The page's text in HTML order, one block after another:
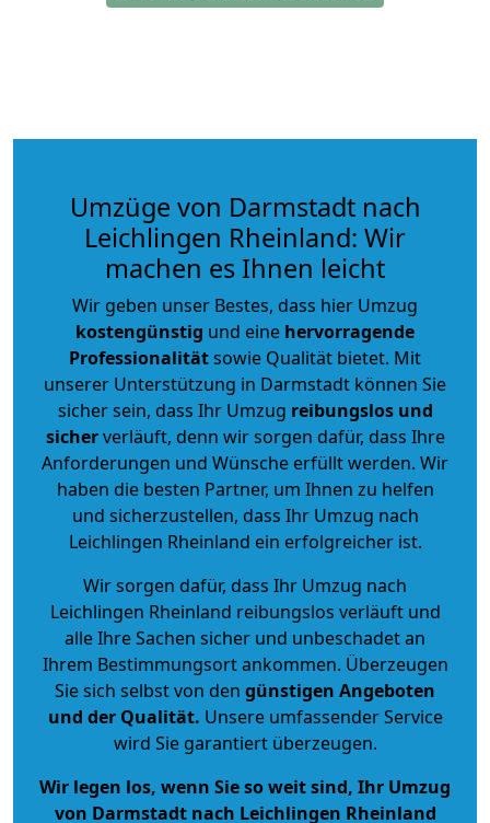
Umzüge von Darmstadt nach
Leichlingen Rheinland: Wir
machen es Ihnen leicht
Wir geben unser Bestes, dass hier Umzug
kostengünstig und eine hervorragende
Professionalitätsowie Qualität bietet. Mit
unserer Unterstützung in Darmstadt können Sie
sicher sein, dass Ihr Umzug reibungslos und
sicherverläuft, denn wir sorgen dafür, dass Ihre
Anforderungen und Wünsche erfüllt werden. Wir
haben die besten Partner, um Ihnen zu helfen
und sicherzustellen, dass Ihr Umzug nach
Leichlingen Rheinland ein erfolgreicher ist.
Wir sorgen dafür, dass Ihr Umzug nach
Leichlingen Rheinland reibungslos verläuft und
alle Ihre Sachen sicher und unbeschadet an
Ihrem Bestimmungsort ankommen. Überzeugen
Sie sich selbst von den günstigen Angeboten
und der Qualität. Unsere umfassender Service
wird Sie garantiert überzeugen.
Wir legen los, wenn Sie so weit sind, Ihr Umzug
von Darmstadt nach Leichlingen Rheinland